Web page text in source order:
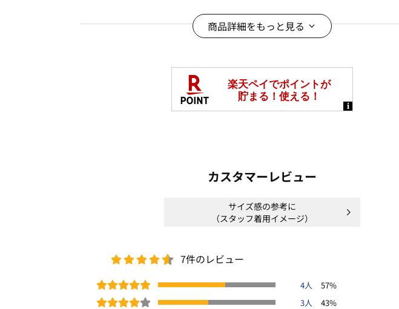
【コーディネート】
・暑さの残る初秋にロンT合わせでも簡単に秋ムードを高めてくれます。
・お出かけやお仕事に、オンオフ問わず幅広く着回せます。
・ジャケットを羽織れば、オフィスシーンにも◎
サイズ感：裾幅にかけてややゆったり
素材感：サラリとしたウール調の上質素材
着心地：ラクラク伸びて動きやすい
＊＊＊＊＊＊＊＊＊＊＊＊＊＊＊＊＊＊＊＊＊＊
商品詳細をもっと見る
カスタマーレビュー
サイズ感の参考に
（スタッフ着用イメージ）
7件のレビュー
4人
57%
3人
43%